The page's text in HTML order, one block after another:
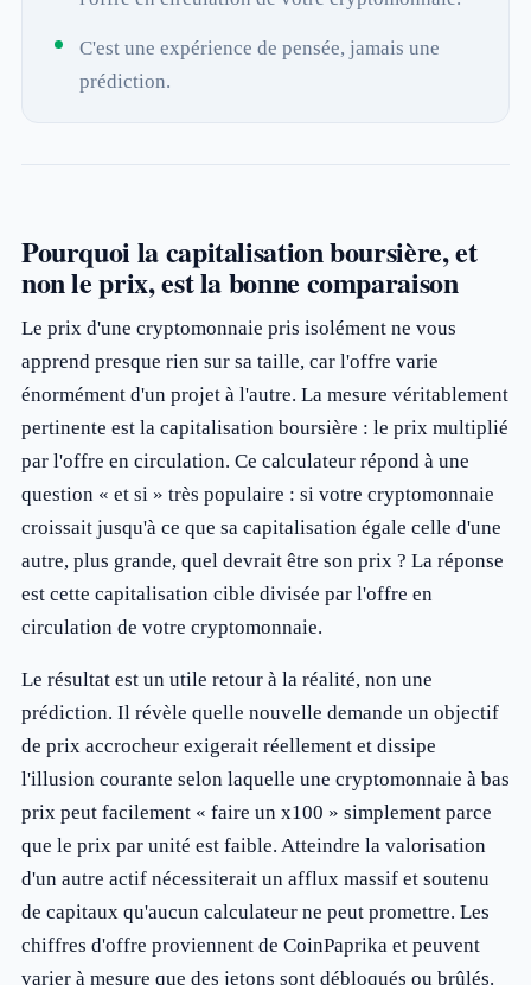
C'est une expérience de pensée, jamais une
prédiction.
Pourquoi la capitalisation boursière, et
non le prix, est la bonne comparaison
Le prix d'une cryptomonnaie pris isolément ne vous
apprend presque rien sur sa taille, car l'offre varie
énormément d'un projet à l'autre. La mesure véritablement
pertinente est la capitalisation boursière : le prix multiplié
par l'offre en circulation. Ce calculateur répond à une
question « et si » très populaire : si votre cryptomonnaie
croissait jusqu'à ce que sa capitalisation égale celle d'une
autre, plus grande, quel devrait être son prix ? La réponse
est cette capitalisation cible divisée par l'offre en
circulation de votre cryptomonnaie.
Le résultat est un utile retour à la réalité, non une
prédiction. Il révèle quelle nouvelle demande un objectif
de prix accrocheur exigerait réellement et dissipe
l'illusion courante selon laquelle une cryptomonnaie à bas
prix peut facilement « faire un x100 » simplement parce
que le prix par unité est faible. Atteindre la valorisation
d'un autre actif nécessiterait un afflux massif et soutenu
de capitaux qu'aucun calculateur ne peut promettre. Les
chiffres d'offre proviennent de CoinPaprika et peuvent
varier à mesure que des jetons sont débloqués ou brûlés.